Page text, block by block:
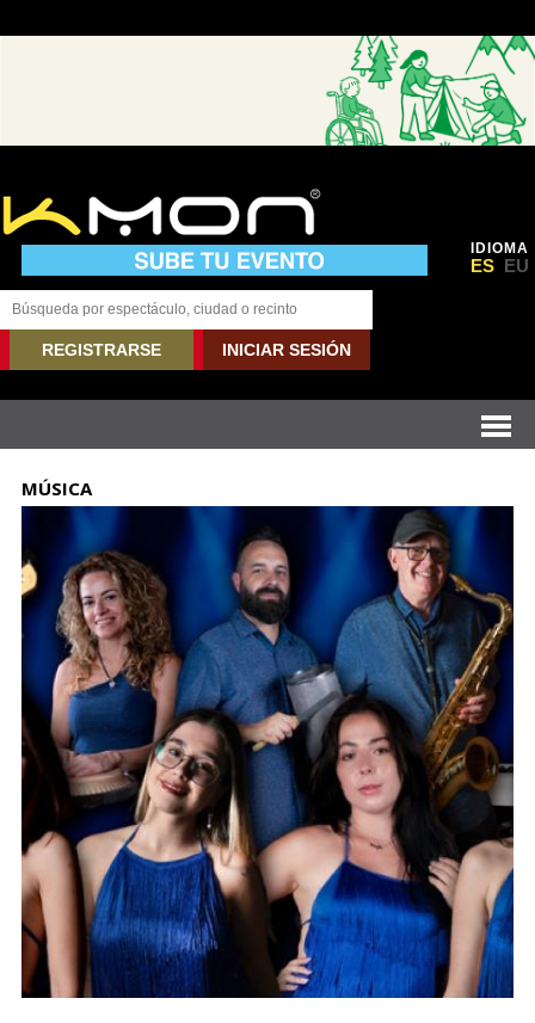
IDIOMA
ES EU
REGISTRARSE INICIAR SESIÓN
MÚSICA